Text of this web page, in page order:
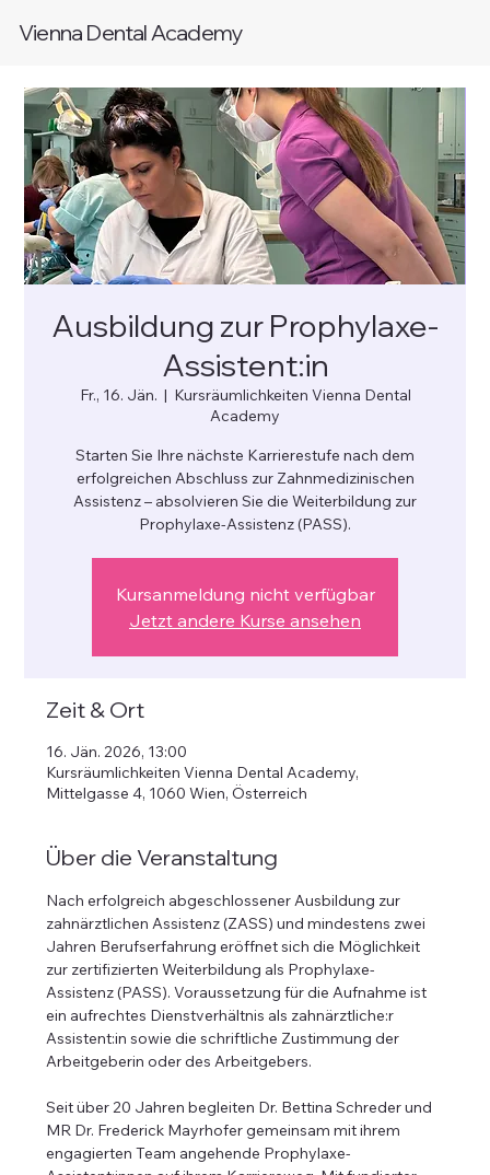
Vienna Dental Academy
Ausbildung zur Prophylaxe-
Assistent:in
Fr., 16. Jän.
  |
Kursräumlichkeiten Vienna Dental
Academy
Starten Sie Ihre nächste Karrierestufe nach dem
erfolgreichen Abschluss zur Zahnmedizinischen
Assistenz – absolvieren Sie die Weiterbildung zur
Prophylaxe-Assistenz (PASS).
Kursanmeldung nicht verfügbar
Jetzt andere Kurse ansehen
Zeit & Ort
16. Jän. 2026, 13:00
Kursräumlichkeiten Vienna Dental Academy,
Mittelgasse 4, 1060 Wien, Österreich
Über die Veranstaltung
Nach erfolgreich abgeschlossener Ausbildung zur
zahnärztlichen Assistenz (ZASS) und mindestens zwei
Jahren Berufserfahrung eröffnet sich die Möglichkeit
zur zertifizierten Weiterbildung als Prophylaxe-
Assistenz (PASS). Voraussetzung für die Aufnahme ist
ein aufrechtes Dienstverhältnis als zahnärztliche:r
Assistent:in sowie die schriftliche Zustimmung der
Arbeitgeberin oder des Arbeitgebers.
Seit über 20 Jahren begleiten Dr. Bettina Schreder und
MR Dr. Frederick Mayrhofer gemeinsam mit ihrem
engagierten Team angehende Prophylaxe-